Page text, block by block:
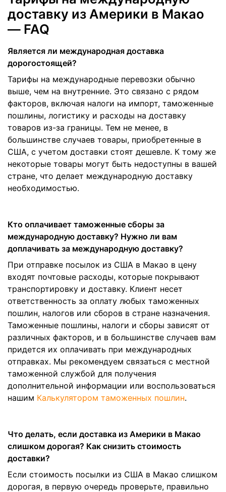
доставку из Америки в Макао
— FAQ
Является ли международная доставка
дорогостоящей?
Тарифы на международные перевозки обычно
выше, чем на внутренние. Это связано с рядом
факторов, включая налоги на импорт, таможенные
пошлины, логистику и расходы на доставку
товаров из-за границы. Тем не менее, в
большинстве случаев товары, приобретенные в
США, с учетом доставки стоят дешевле. К тому же
некоторые товары могут быть недоступны в вашей
стране, что делает международную доставку
необходимостью.
Кто оплачивает таможенные сборы за
международную доставку? Нужно ли вам
доплачивать за международную доставку?
При отправке посылок из США в Макао в цену
входят почтовые расходы, которые покрывают
транспортировку и доставку. Клиент несет
ответственность за оплату любых таможенных
пошлин, налогов или сборов в стране назначения.
Таможенные пошлины, налоги и сборы зависят от
различных факторов, и в большинстве случаев вам
придется их оплачивать при международных
отправках. Мы рекомендуем связаться с местной
таможенной службой для получения
дополнительной информации или воспользоваться
нашим Калькулятором таможенных пошлин.
Что делать, если доставка из Америки в Макао
слишком дорогая? Как снизить стоимость
доставки?
Если стоимость посылки из США в Макао слишком
дорогая, в первую очередь проверьте, правильно